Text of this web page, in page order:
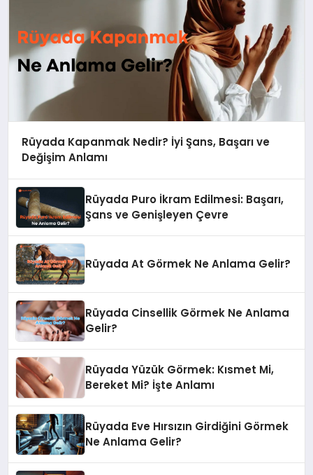
Rüyada Kapanmak Nedir? İyi Şans, Başarı ve
Değişim Anlamı
Rüyada Puro İkram Edilmesi: Başarı,
Şans ve Genişleyen Çevre
Rüyada At Görmek Ne Anlama Gelir?
Rüyada Cinsellik Görmek Ne Anlama
Gelir?
Rüyada Yüzük Görmek: Kısmet Mi,
Bereket Mi? İşte Anlamı
Rüyada Eve Hırsızın Girdiğini Görmek
Ne Anlama Gelir?